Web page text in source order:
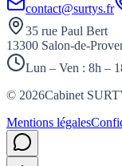
contact@surtys.fr
35 rue Paul Bert
13300 Salon-de-
Lun – Ven : 8h –
© 2026Cabinet
Mentions légales